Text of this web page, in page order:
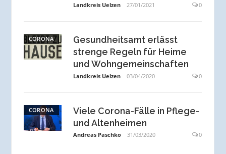
Landkreis Uelzen 27/01/2021 0
CORONA
Gesundheitsamt erlässt
strenge Regeln für Heime
und Wohngemeinschaften
Landkreis Uelzen 03/04/2020 0
CORONA
Viele Corona-Fälle in Pflege-
und Altenheimen
Andreas Paschko 31/03/2020 0